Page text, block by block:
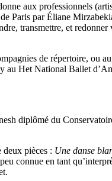
aux professionnels
Paris par Éliane
transmettre, et
de répertoire, ou
au Het National Ballet
diplômé du
pièces : Une danse
connue en tant